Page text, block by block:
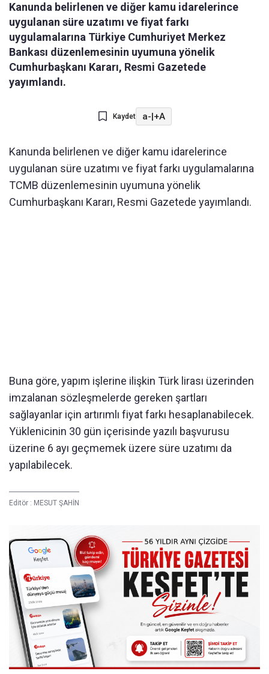
Kanunda belirlenen ve diğer kamu idarelerince
uygulanan süre uzatımı ve fiyat farkı
uygulamalarına Türkiye Cumhuriyet Merkez
Bankası düzenlemesinin uyumuna yönelik
Cumhurbaşkanı Kararı, Resmi Gazetede
yayımlandı.
Kaydet a-|+A
Kanunda belirlenen ve diğer kamu idarelerince
uygulanan süre uzatımı ve fiyat farkı uygulamalarına
TCMB düzenlemesinin uyumuna yönelik
Cumhurbaşkanı Kararı, Resmi Gazetede yayımlandı.
Buna göre, yapım işlerine ilişkin Türk lirası üzerinden
imzalanan sözleşmelerde gereken şartları
sağlayanlar için artırımlı fiyat farkı hesaplanabilecek.
Yüklenicinin 30 gün içerisinde yazılı başvurusu
üzerine 6 ayı geçmemek üzere süre uzatımı da
yapılabilecek.
Editör : MESUT ŞAHİN